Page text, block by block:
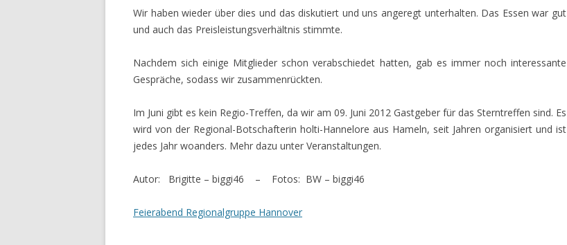
Wir haben wieder über dies und das diskutiert und uns angeregt unterhalten. Das Essen war gut
und auch das Preisleistungsverhältnis stimmte.
Nachdem sich einige Mitglieder schon verabschiedet hatten, gab es immer noch interessante
Gespräche, sodass wir zusammenrückten.
Im Juni gibt es kein Regio-Treffen, da wir am 09. Juni 2012 Gastgeber für das Sterntreffen sind. Es
wird von der Regional-Botschafterin holti-Hannelore aus Hameln, seit Jahren organisiert und ist
jedes Jahr woanders. Mehr dazu unter Veranstaltungen.
Autor: Brigitte – biggi46 – Fotos: BW – biggi46
Feierabend Regionalgruppe Hannover